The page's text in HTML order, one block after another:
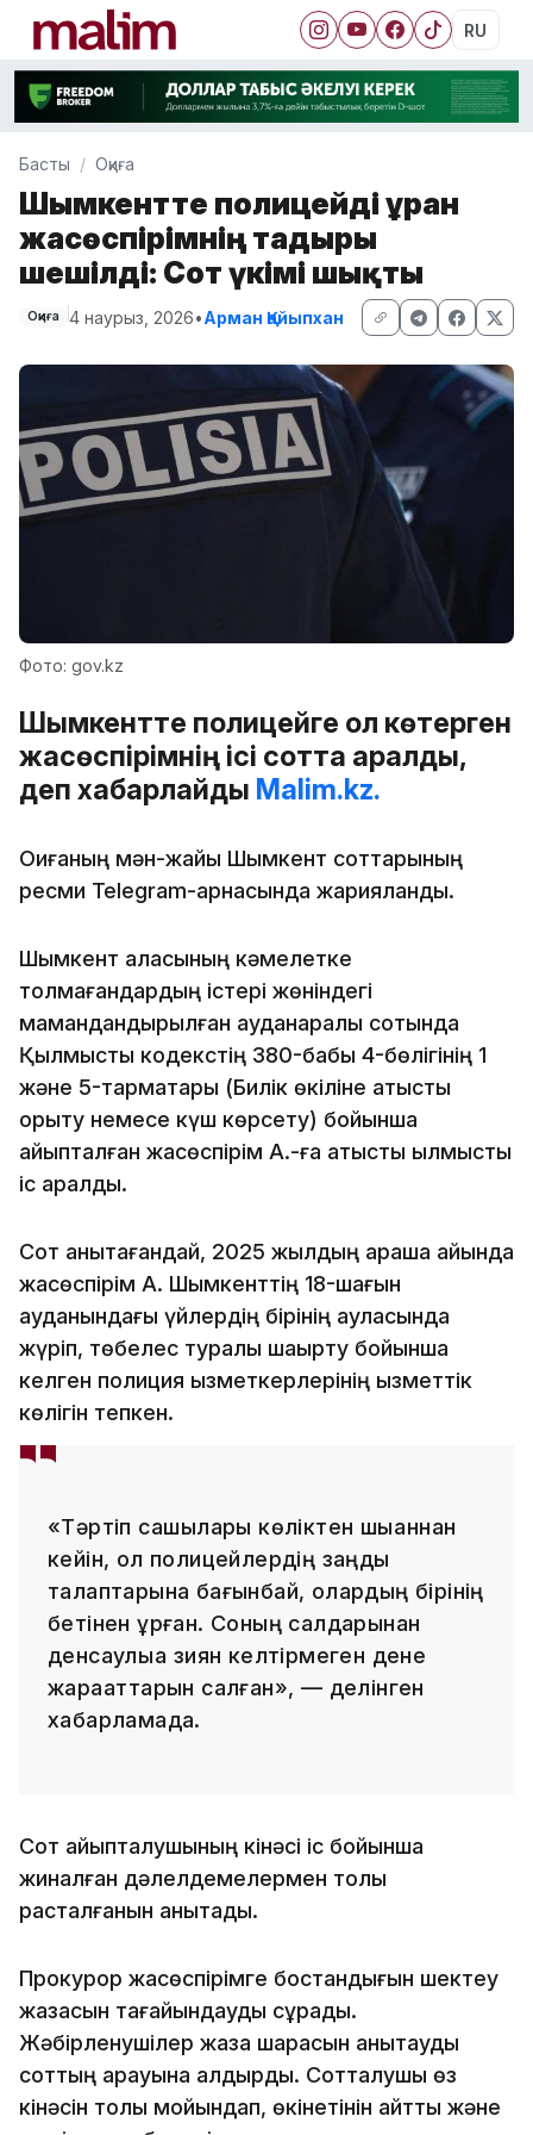
RU
Басты Оқиға
Шымкентте полицейді ұрған
жасөспірімнің тағдыры
шешілді: Сот үкімі шықты
Оқиға 4 наурыз, 2026•Арман Қайыпхан
Фото: gov.kz
Шымкентте полицейге қол көтерген
жасөспірімнің ісі сотта қаралды,
деп хабарлайды Malim.kz.
Оқиғаның мән-жайы Шымкент соттарының
ресми Telegram-арнасында жарияланды.
Шымкент қаласының кәмелетке
толмағандардың істері жөніндегі
мамандандырылған ауданаралық сотында
Қылмыстық кодекстің 380-бабы 4-бөлігінің 1
және 5-тармақтары (Билік өкіліне қатысты
қорқыту немесе күш көрсету) бойынша
айыпталған жасөспірім А.-ға қатысты қылмыстық
іс қаралды.
Сот анықтағандай, 2025 жылдың қараша айында
жасөспірім А. Шымкенттің 18-шағын
ауданындағы үйлердің бірінің ауласында
жүріп, төбелес туралы шақырту бойынша
келген полиция қызметкерлерінің қызметтік
көлігін тепкен.
«Тәртіп сақшылары көліктен шыққаннан
кейін, ол полицейлердің заңды
талаптарына бағынбай, олардың бірінің
бетінен ұрған. Соның салдарынан
денсаулыққа зиян келтірмеген дене
жарақаттарын салған», — делінген
хабарламада.
Сот айыпталушының кінәсі іс бойынша
жиналған дәлелдемелермен толық
расталғанын анықтады.
Прокурор жасөспірімге бостандығын шектеу
жазасын тағайындауды сұрады.
Жәбірленушілер жаза шарасын анықтауды
соттың қарауына қалдырды. Сотталушы өз
кінәсін толық мойындап, өкінетінін айтты және